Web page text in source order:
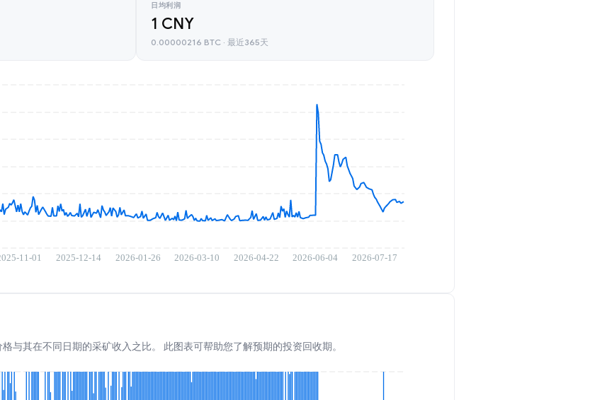
日均利润
1 CNY
0.00000216 BTC · 最近365天
与其在不同日期的采矿收入之比。 此图表可帮助您了解预期的投资回收期。